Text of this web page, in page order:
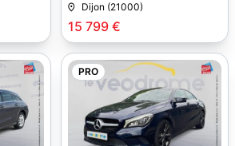
15 799 €
autoDijon (21000)
PRO